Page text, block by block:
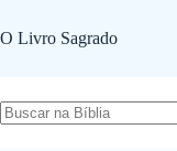
para
o
O Livro Sagrado